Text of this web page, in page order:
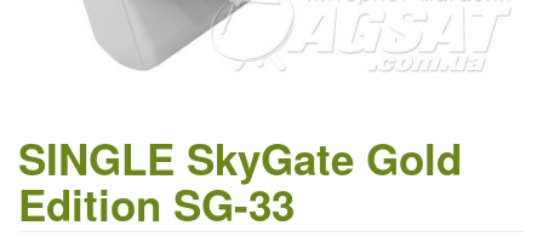
SINGLE SkyGate Gold
Edition SG-33